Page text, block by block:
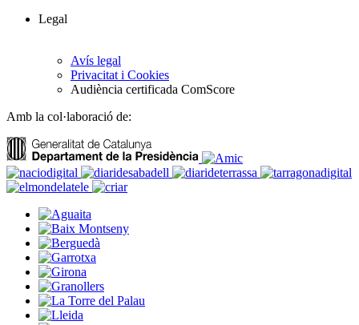
Legal
Avís legal
Privacitat i Cookies
Audiència certificada ComScore
Amb la col·laboració de: